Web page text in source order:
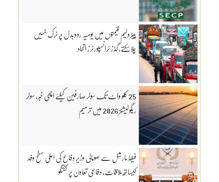
پیٹرولیم قیمتوں میں یومیہ ردوبدل پر ٹرک نہیں
چلاسکتے، گڈز ٹرانسپورٹرز اتحاد
25 کلو واٹ تک سولر صارفین کیلئے اچھی خبر، سولر
ریگولیشنز 2026 میں ترمیم
فیلڈ مارشل سے صومالی وزیر دفاع کی اعلیٰ سطح وفد
کیساتھ ملاقات، دفاعی تعاون پر گفتگو